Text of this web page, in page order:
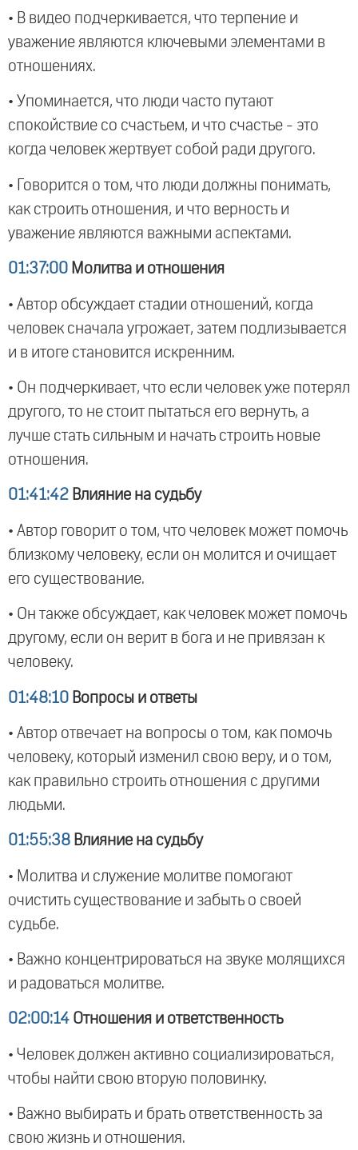
• В видео подчеркивается, что терпение и
уважение являются ключевыми элементами в
отношениях.
• Упоминается, что люди часто путают
спокойствие со счастьем, и что счастье - это
когда человек жертвует собой ради другого.
• Говорится о том, что люди должны понимать,
как строить отношения, и что верность и
уважение являются важными аспектами.
01:37:00 Молитва и отношения
• Автор обсуждает стадии отношений, когда
человек сначала угрожает, затем подлизывается
и в итоге становится искренним.
• Он подчеркивает, что если человек уже потерял
другого, то не стоит пытаться его вернуть, а
лучше стать сильным и начать строить новые
отношения.
01:41:42 Влияние на судьбу
• Автор говорит о том, что человек может помочь
близкому человеку, если он молится и очищает
его существование.
• Он также обсуждает, как человек может помочь
другому, если он верит в бога и не привязан к
человеку.
01:48:10 Вопросы и ответы
• Автор отвечает на вопросы о том, как помочь
человеку, который изменил свою веру, и о том,
как правильно строить отношения с другими
людьми.
01:55:38 Влияние на судьбу
• Молитва и служение молитве помогают
очистить существование и забыть о своей
судьбе.
• Важно концентрироваться на звуке молящихся
и радоваться молитве.
02:00:14 Отношения и ответственность
• Человек должен активно социализироваться,
чтобы найти свою вторую половинку.
• Важно выбирать и брать ответственность за
свою жизнь и отношения.